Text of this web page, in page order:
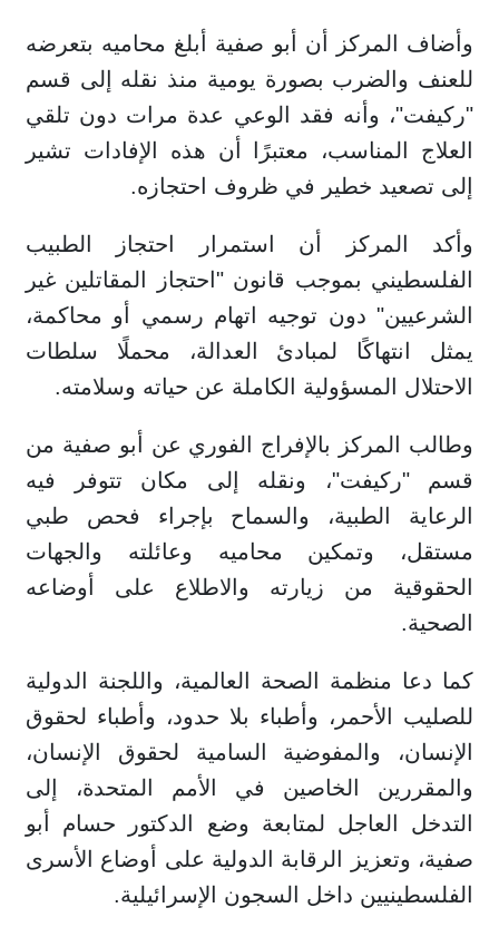
وأضاف المركز أن أبو صفية أبلغ محاميه بتعرضه
للعنف والضرب بصورة يومية منذ نقله إلى قسم
"ركيفت"، وأنه فقد الوعي عدة مرات دون تلقي
العلاج المناسب، معتبرًا أن هذه الإفادات تشير
إلى تصعيد خطير في ظروف احتجازه.
وأكد المركز أن استمرار احتجاز الطبيب
الفلسطيني بموجب قانون "احتجاز المقاتلين غير
الشرعيين" دون توجيه اتهام رسمي أو محاكمة،
يمثل انتهاكًا لمبادئ العدالة، محملًا سلطات
الاحتلال المسؤولية الكاملة عن حياته وسلامته.
وطالب المركز بالإفراج الفوري عن أبو صفية من
قسم "ركيفت"، ونقله إلى مكان تتوفر فيه
الرعاية الطبية، والسماح بإجراء فحص طبي
مستقل، وتمكين محاميه وعائلته والجهات
الحقوقية من زيارته والاطلاع على أوضاعه
الصحية.
كما دعا منظمة الصحة العالمية، واللجنة الدولية
للصليب الأحمر، وأطباء بلا حدود، وأطباء لحقوق
الإنسان، والمفوضية السامية لحقوق الإنسان،
والمقررين الخاصين في الأمم المتحدة، إلى
التدخل العاجل لمتابعة وضع الدكتور حسام أبو
صفية، وتعزيز الرقابة الدولية على أوضاع الأسرى
الفلسطينيين داخل السجون الإسرائيلية.